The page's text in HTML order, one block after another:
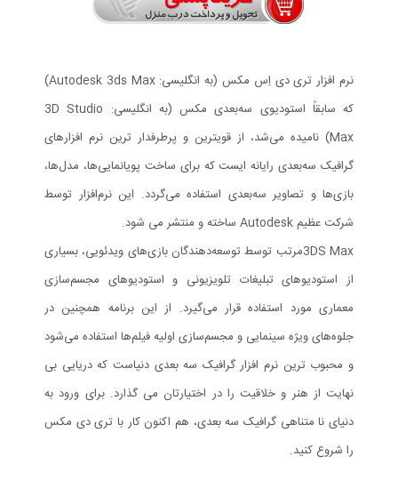
نرم افزار تری دی اِس مکس (به انگلیسی: Autodesk 3ds Max)
که سابقاً استودیوی سه‌بعدی مکس (به انگلیسی: 3D Studio
Max) نامیده می‌شد، از قویترین و پرطرفدار ترین نرم افزارهای
گرافیک سه‌بعدی رایانه ایست که برای ساخت پویانمایی‌ها، مدل‌ها،
بازی‌ها و تصاویر سه‌بعدی استفاده می‌گردد. این نرم‌افزار توسط
شرکت عظیم Autodesk ساخته و منتشر می شود.
3DS Maxمرتب توسط توسعه‌دهندگان بازی‌های ویدئویی، بسیاری
از استودیوهای تبلیغات تلویزیونی و استودیوهای مجسم‌سازی
معماری مورد استفاده قرار می‌گیرد. از این برنامه همچنین در
جلوه‌های ویژه سینمایی و مجسم‌سازی اولیه فیلم‌ها استفاده می‌شود
و محبوب ترین نرم افزار گرافیک سه بعدی دنیاست که دریایی بی
نهایت از هنر و خلاقیت را در اختیارتان می گذارد. برای ورود به
دنیای نا متناهی گرافیک سه بعدی، هم اکنون کار با تری دی مکس
را شروع کنید.